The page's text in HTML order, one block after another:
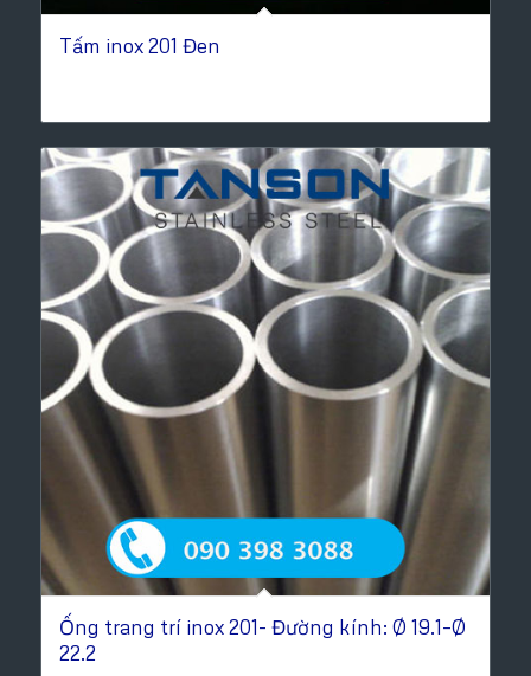
Tấm inox 201 Đen
Ống trang trí inox 201- Đường kính: Ø 19.1–Ø
22.2